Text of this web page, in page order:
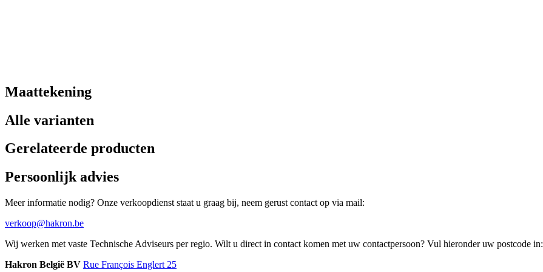
Maattekening
Alle varianten
Gerelateerde producten
Persoonlijk advies
Meer informatie nodig? Onze verkoopdienst staat u graag bij, neem gerust contact op via mail:
verkoop@hakron.be
Wij werken met vaste Technische Adviseurs per regio. Wilt u direct in contact komen met uw contactpersoon? Vul hieronder uw postcode in:
Hakron België BV Rue François Englert 25